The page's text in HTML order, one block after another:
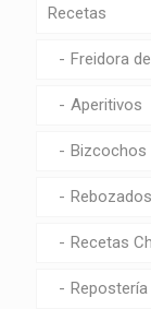
Recetas
Freidora
Aperitivos
Bizcochos
Rebozados
Recetas
Repostería